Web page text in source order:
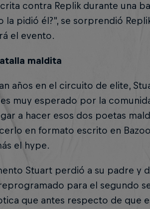
contra Replik durante una
la pidió él?”, se sorprendió
el evento.
maldita
años en el circuito de elite,
muy esperado por la
a hacer esos dos poetas
en formato escrito en
el hype.
Stuart perdió a su padre y
para el segundo
que antes respecto de que